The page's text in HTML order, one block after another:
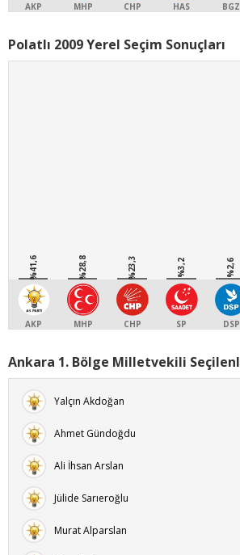
AKP MHP CHP HAS BGZ
Polatlı 2009 Yerel Seçim Sonuçları
%41,6
AKP
%28,8
MHP
%23,3
CHP
%3,2
SP
%2,6
DSP
Ankara 1. Bölge Milletvekili
Yalçın Akdoğan
Ahmet Gündoğdu
Ali İhsan Arslan
Jülide Sarıeroğlu
Murat Alparslan